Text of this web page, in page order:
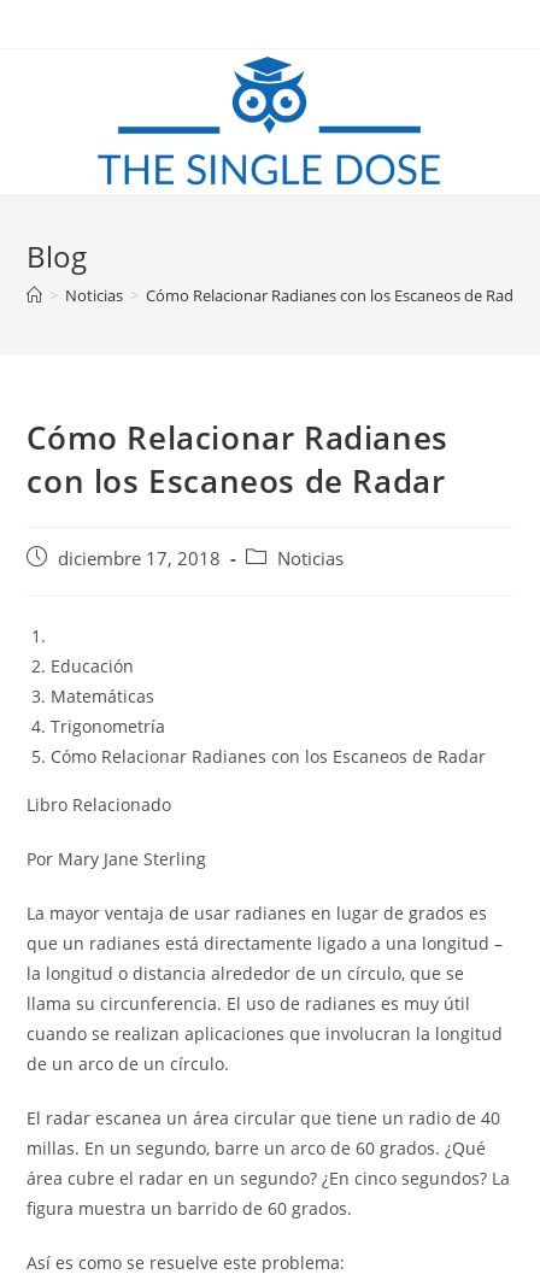
Blog
> Noticias > Cómo Relacionar Radianes con los Escaneos de Radar
Cómo Relacionar Radianes
con los Escaneos de Radar
Publicación
entrada:
diciembre 17, 2018
Categoría
Noticias
Educación
Matemáticas
Trigonometría
Cómo Relacionar Radianes con los Escaneos de Radar
Libro Relacionado
Por Mary Jane Sterling
La mayor ventaja de usar radianes en lugar de grados es
que un radianes está directamente ligado a una longitud –
la longitud o distancia alrededor de un círculo, que se
llama su circunferencia. El uso de radianes es muy útil
cuando se realizan aplicaciones que involucran la longitud
de un arco de un círculo.
El radar escanea un área circular que tiene un radio de 40
millas. En un segundo, barre un arco de 60 grados. ¿Qué
área cubre el radar en un segundo? ¿En cinco segundos? La
figura muestra un barrido de 60 grados.
Así es como se resuelve este problema: